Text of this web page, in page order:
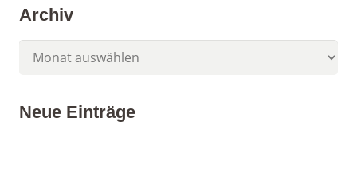
Archiv
Archiv
Neue Einträge